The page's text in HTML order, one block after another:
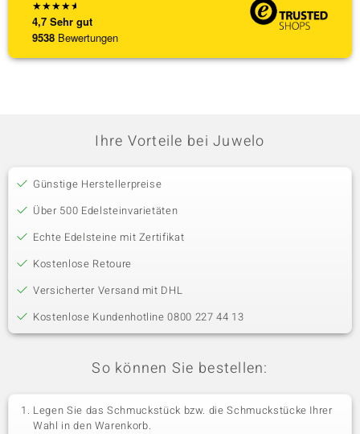
★★★★★
4,7 Sehr gut
9538 Bewertungen
Ihre Vorteile bei Juwelo
Günstige Herstellerpreise
Über 500 Edelsteinvarietäten
Echte Edelsteine mit Zertifikat
Kostenlose Retoure
Versicherter Versand mit DHL
Kostenlose Kundenhotline 0800 227 44 13
So können Sie bestellen:
Legen Sie das Schmuckstück bzw. die Schmuckstücke Ihrer
Wahl in den Warenkorb.